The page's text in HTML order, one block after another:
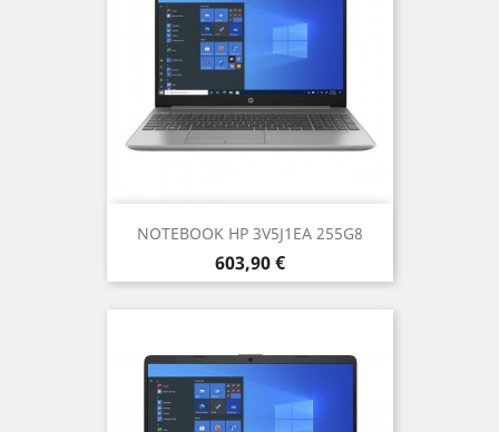
NOTEBOOK HP 3V5J1EA 255G8
Prezzo
603,90 €